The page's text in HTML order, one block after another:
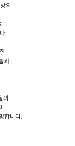
의
.
과
의
합니다.